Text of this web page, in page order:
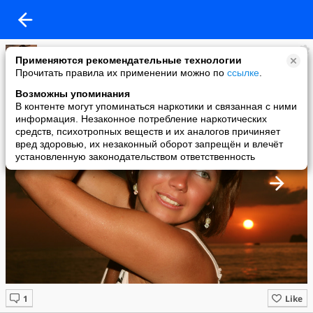
Применяются рекомендательные технологии
Прочитать правила их применении можно по ссылке
Возможны упоминания
В контенте могут упоминаться наркотики и связанная с ними
информация. Незаконное потребление наркотических
средств, психотропных веществ и их аналогов причиняет
вред здоровью, их незаконный оборот запрещён и влечёт
установленную законодательством ответственность
Екатерина Богатырёва
added a photo
27 Apr в 15:21
Like